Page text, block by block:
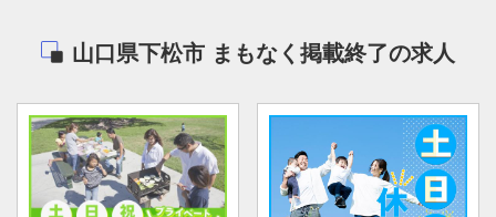
山口県下松市 まもなく掲載終了の求人